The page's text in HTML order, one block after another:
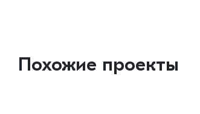
Похожие проекты